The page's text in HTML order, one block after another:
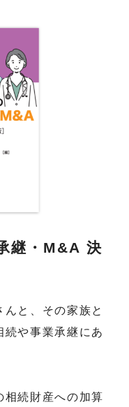
継・M&A 決
と、その家族と
や事業承継にあ
相続財産への加算